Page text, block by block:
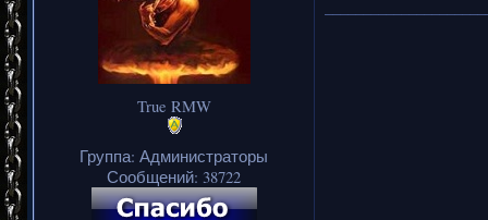
True RMW
Группа: Администраторы
Сообщений: 38722